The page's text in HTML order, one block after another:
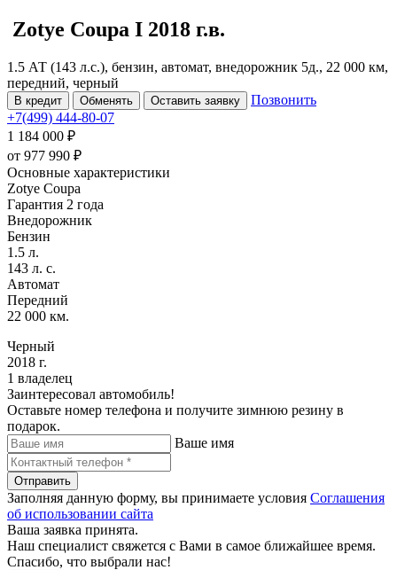
Zotye Coupa I 2018 г.в.
1.5 АТ (143 л.с.), бензин, автомат, внедорожник 5д., 22 000 км,
передний, черный
В кредит Обменять Оставить заявку
Позвонить
+7(499) 444-80-07
1 184 000 ₽
от 977 990 ₽
Основные характеристики
Zotye Coupa
Гарантия 2 года
Внедорожник
Бензин
1.5 л.
143 л. с.
Автомат
Передний
22 000 км.
Черный
2018 г.
1 владелец
Заинтересовал автомобиль!
Оставьте номер телефона и получите зимнюю резину в
подарок.
Ваше имя
Отправить
Заполняя данную форму, вы принимаете условия Соглашения
об использовании сайта
Ваша заявка принята.
Наш специалист свяжется с Вами в самое ближайшее время.
Спасибо, что выбрали нас!